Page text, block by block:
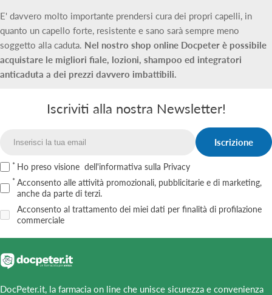
E' davvero molto importante prendersi cura dei propri capelli, in
quanto un capello forte, resistente e sano sarà sempre meno
soggetto alla caduta. Nel nostro shop online Docpeter è possibile
acquistare le migliori fiale, lozioni, shampoo ed integratori
anticaduta a dei prezzi davvero imbattibili.
Iscriviti alla nostra Newsletter!
Iscrizione
Ho preso visione dell'informativa sulla Privacy
Acconsento alle attività promozionali, pubblicitarie e di marketing,
anche da parte di terzi.
Acconsento al trattamento dei miei dati per finalità di profilazione
commerciale
DocPeter.it, la farmacia on line che unisce sicurezza e convenienza